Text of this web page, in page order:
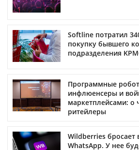
Softline потратил
покупку бывшего
подразделения
Программные
инфлюенсеры и
маркетплейсами: о
ритейлеры
Wildberries бросает
WhatsApp. У нее